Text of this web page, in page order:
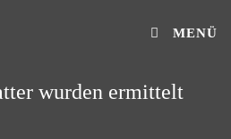
MENÜ
wurden ermittelt